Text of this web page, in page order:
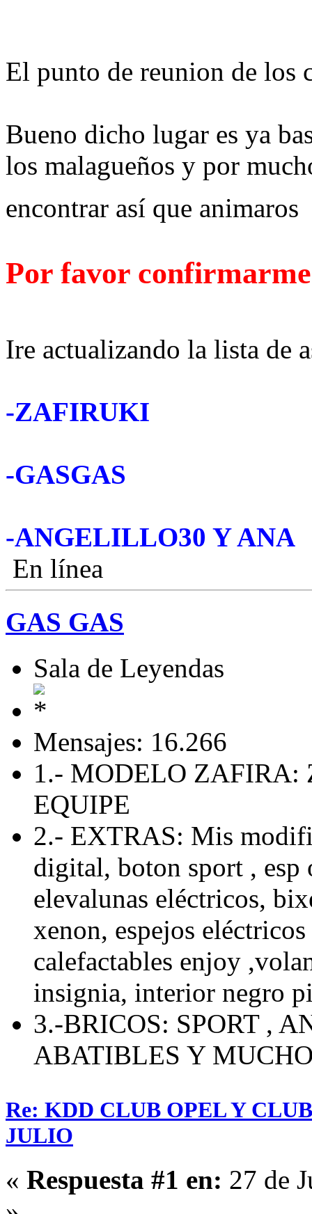
El punto de reunion de los
Bueno dicho lugar es ya
los malagueños y por
encontrar así que animaros
Por favor
Ire actualizando la lista de
-ZAFIRUKI
-GASGAS
-ANGELILLO30 Y ANA
En línea
GAS GAS
Sala de Leyendas
Mensajes: 16.266
1.- MODELO ZAFIRA:
EQUIPE
2.- EXTRAS: Mis
digital, boton sport , esp
elevalunas eléctricos,
xenon, espejos
calefactables enjoy
insignia, interior negro
3.-BRICOS: SPORT ,
ABATIBLES Y
Re: KDD CLUB OPEL Y
JULIO
« Respuesta #1 en: 27 de